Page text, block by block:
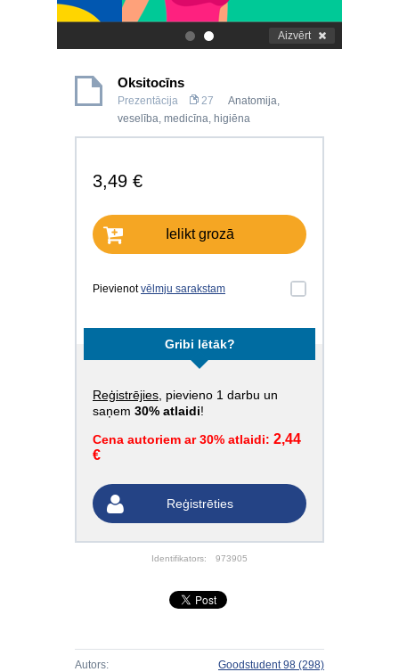
. Aizvērt
Oksitocīns
Prezentācija 27
Anatomija,
veselība, medicīna, higiēna
3,49 €
Ielikt grozā
Pievienotvēlmju sarakstam
Gribi lētāk?
Reģistrējies , pievieno 1 darbu un
saņem 30% atlaidi!
Cena autoriem ar 30% atlaidi: 2,44
€
Reģistrēties
Identifikators: 973905
Autors: Goodstudent 98 (298)